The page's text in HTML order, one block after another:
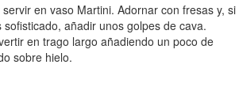
en vaso Martini. Adornar con fresas y, si
añadir unos golpes de cava.
en trago largo añadiendo un poco de
sobre hielo.